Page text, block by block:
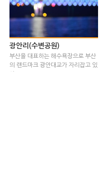
광안리(수변공원)
부산을 대표하는 해수욕장으로 부산
의 랜드마크 광안대교가 자리잡고 있